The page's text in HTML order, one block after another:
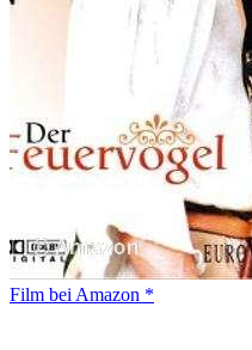
Film bei Amazon *